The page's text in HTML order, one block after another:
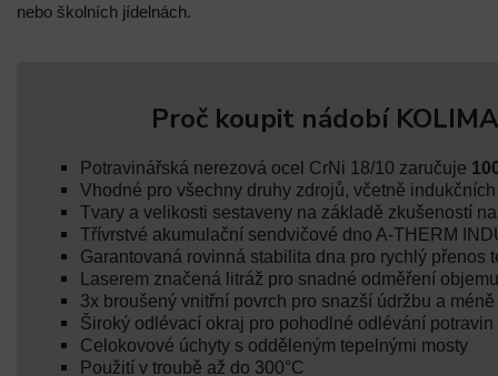
nebo školních jídelnách.
Proč koupit nádobí
Potravinářská nerezová ocel CrNi 18/10 zaručuje
Vhodné pro všechny druhy zdrojů, včetně
Tvary a velikosti sestaveny na základě zkušeností
Třívrstvé akumulační sendvičové dno A-THERM
Garantovaná rovinná stabilita dna pro rychlý přenos
Laserem značená litráž pro snadné odměření objemu
3x broušený vnitřní povrch pro snazší údržbu a
Široký odlévací okraj pro pohodlné odlévání potravin
Celokovové úchyty s odděleným tepelnými mosty
Použití v troubě až do 300°C